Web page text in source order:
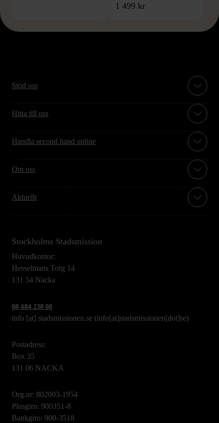
1 499 kr
Stöd oss
Hitta till oss
Handla second hand online
Om oss
Aktuellt
Stockholms Stadsmission
Huvudkontor:
Hesselmans Torg 14
131 54 Nacka
08-684 230 00
info [at] stadsmissionen.se (info[at]stadsmissionen[dot]se)
Postadress:
Box 35
131 06 NACKA
Org.nr: 802003-1954
Plusgiro: 900351-8
Bankgiro: 900-3518